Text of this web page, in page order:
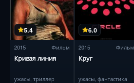
5.4
2015 Фильм
Кривая линия
ужасы, триллер
6.0
2015 Фильм
Круг
ужасы, фантастика